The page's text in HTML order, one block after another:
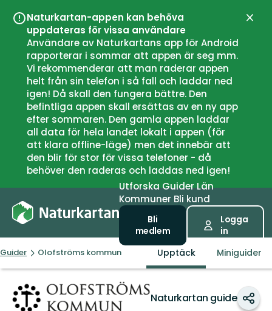
Naturkartan-appen kan behöva
uppdateras för vissa användare
Användare av Naturkartans app för Android
rapporterar i sommar att appen är seg mm.
Vi rekommenderar att man raderar appen
helt från sin telefon i så fall och laddar ned
igen! Då skall den fungera bättre. Den
befintliga appen skall ersättas av en ny app
efter sommaren. Den gamla appen laddar
all data för hela landet lokalt i appen (för
att klara offline-läge) men det innebär att
den blir för stor för vissa telefoner - då
behöver den raderas och laddas ned igen!
UtforskaGuiderLän
Kommuner Bli kund
Bli
medlem
Logga
in
Guider Olofströms kommun Upptäck Miniguider
kommun
Naturkartan guide Dela